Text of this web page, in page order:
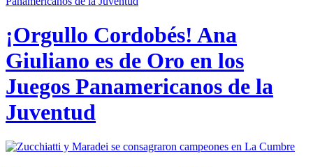
¡Orgullo Cordobés! Ana
Giuliano es de Oro en los
Juegos Panamericanos de la
Juventud